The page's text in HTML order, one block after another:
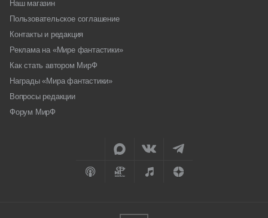
Наш магазин
Пользовательское соглашение
Контакты и редакция
Реклама на «Мире фантастики»
Как стать автором МирФ
Награды «Мира фантастики»
Вопросы редакции
Форум МирФ